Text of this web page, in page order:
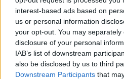
interest-based ads based on
us or personal information
your opt-out. You may
disclosure of your personal
IAB’s list of downstream
also be disclosed by us to third
Downstream Participants that
acessível do que nunca –
qualidade‑preço, concebido
receber novos clientes,
algo num nível superior.”,
Skoda Auto.